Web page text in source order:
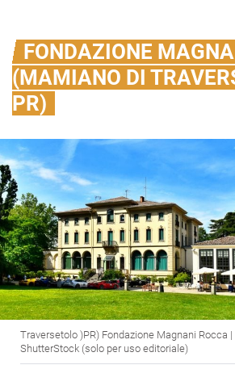
FONDAZIONE
(MAMIANO DI
PR)
Traversetolo )PR) Fondazione Magnani Rocca
ShutterStock (solo per uso editoriale)